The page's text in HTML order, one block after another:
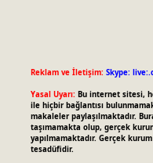
Reklam ve İletişim: Skype:
Yasal Uyarı: Bu internet sitesi,
ile hiçbir bağlantısı
makaleler paylaşılmaktadır.
taşımamakta olup, gerçek
yapılmamaktadır. Gerçek
tesadüfidir.